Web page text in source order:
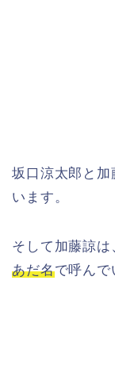
坂口涼太郎と加
います。
そして加藤諒
あだ名で呼んで